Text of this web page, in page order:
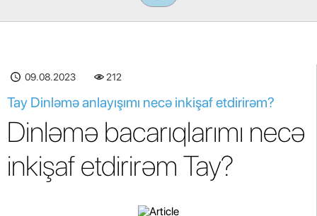
09.08.2023 212
Tay Dinləmə anlayışımı necə inkişaf etdirirəm?
Dinləmə bacarıqlarımı necə
inkişaf etdirirəm Tay?